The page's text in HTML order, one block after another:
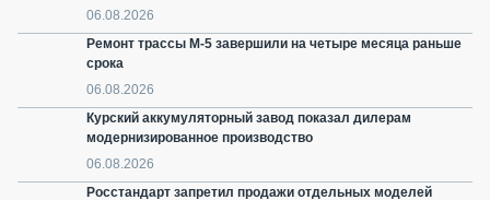
06.08.2026
Ремонт трассы М-5 завершили на четыре месяца раньше
срока
06.08.2026
Курский аккумуляторный завод показал дилерам
модернизированное производство
06.08.2026
Росстандарт запретил продажи отдельных моделей